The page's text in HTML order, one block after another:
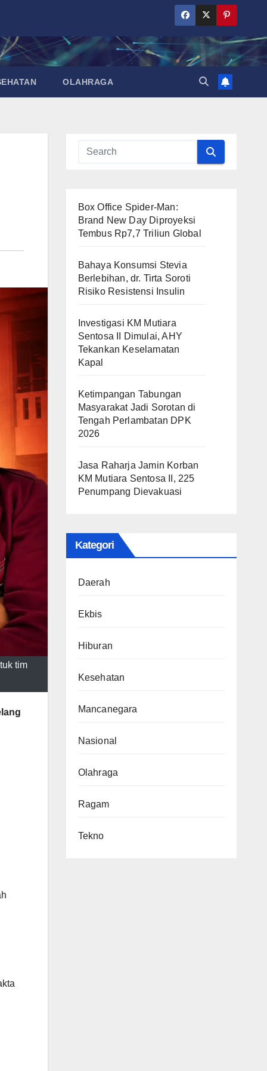
OLAHRAGA
tim
Box Office Spider-Man:
Brand New Day Diproyeksi
Tembus Rp7,7 Triliun Global
Bahaya Konsumsi Stevia
Berlebihan, dr. Tirta Soroti
Risiko Resistensi Insulin
Investigasi KM Mutiara
Sentosa II Dimulai, AHY
Tekankan Keselamatan
Kapal
Ketimpangan Tabungan
Masyarakat Jadi Sorotan di
Tengah Perlambatan DPK
2026
Jasa Raharja Jamin Korban
KM Mutiara Sentosa II, 225
Penumpang Dievakuasi
Kategori
Daerah
Ekbis
Hiburan
Kesehatan
Mancanegara
Nasional
Olahraga
Ragam
Tekno